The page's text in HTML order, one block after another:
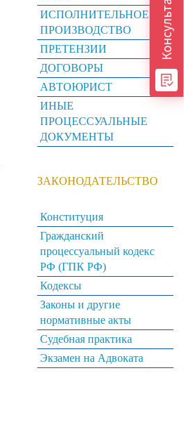
ИСПОЛНИТЕЛЬНОЕ
ПРОИЗВОДСТВО
ПРЕТЕНЗИИ
ДОГОВОРЫ
АВТОЮРИСТ
ИНЫЕ
ПРОЦЕССУАЛЬНЫЕ
ДОКУМЕНТЫ
ЗАКОНОДАТЕЛЬСТВО
Конституция
Гражданский
процессуальный кодекс
РФ (ГПК РФ)
Кодексы
Законы и другие
нормативные акты
Судебная практика
Экзамен на Адвоката